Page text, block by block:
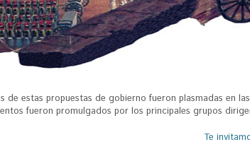
de estas propuestas de gobierno fueron plasmadas en
fueron promulgados por los principales grupos
Te